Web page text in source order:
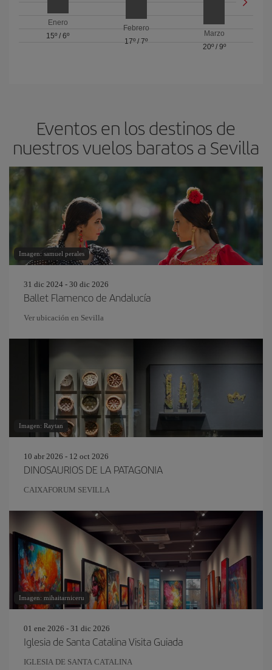
Enero
15º /6º
Febrero
17º / 7º
Marzo
20º/ 9º
Eventos en los destinos de
nuestros vuelos baratos a Sevilla
Imagen: samuel perales
31 dic 2024 - 30 dic 2026
Ballet Flamenco de Andalucía
Ver ubicación en Sevilla
Imagen: Raytan
10 abr 2026 - 12 oct 2026
DINOSAURIOS DE LA PATAGONIA
CAIXAFORUM SEVILLA
Imagen: mihaitarniceru
01 ene 2026 - 31 dic 2026
Iglesia de Santa Catalina Visita Guiada
IGLESIA DE SANTA CATALINA